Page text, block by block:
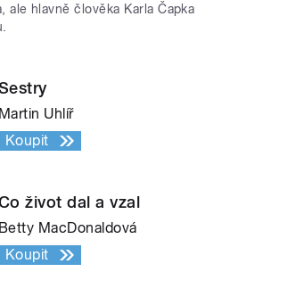
ale hlavně člověka Karla Čapka
Martin Uhlíř
Koupit
život dal a vzal
Betty MacDonaldová
Koupit